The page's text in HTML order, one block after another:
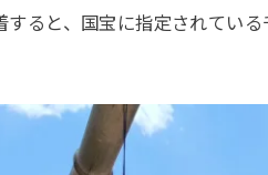
すると、国宝に指定されてい